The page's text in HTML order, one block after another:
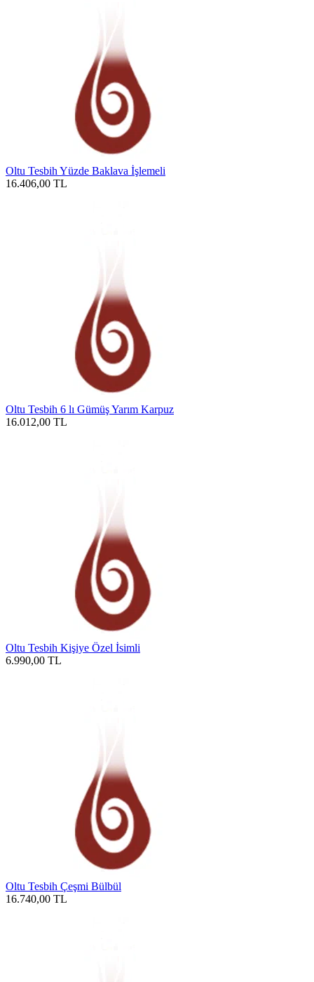
Oltu Tesbih Yüzde Baklava İşlemeli
16.406,00 TL
Oltu Tesbih 6 lı Gümüş Yarım Karpuz
16.012,00 TL
Oltu Tesbih Kişiye Özel İsimli
6.990,00 TL
Oltu Tesbih Çeşmi Bülbül
16.740,00 TL